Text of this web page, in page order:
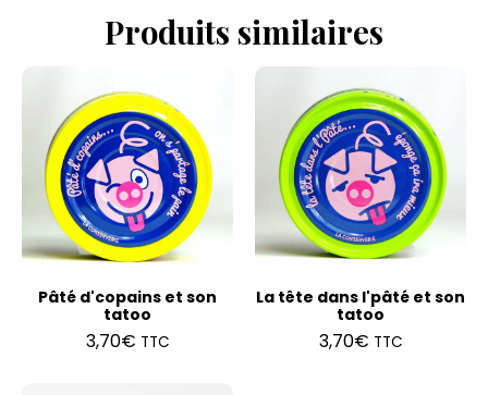
Produits similaires
Pâté d'copains et son
tatoo
3,70€ TTC
La tête dans l'pâté et son
tatoo
3,70€ TTC